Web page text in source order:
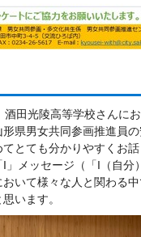
酒田光陵高等学校さんに
形県男女共同参画推進員
とても分かりやすくお
」メッセージ（「I（自
おいて様々な人と関わる
います。